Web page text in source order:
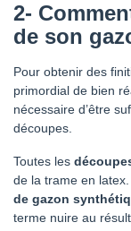
2-
de son
Pour obtenir des
primordial de bien
nécessaire d’être
découpes.
Toutes les
de la trame en
de gazon
terme nuire au